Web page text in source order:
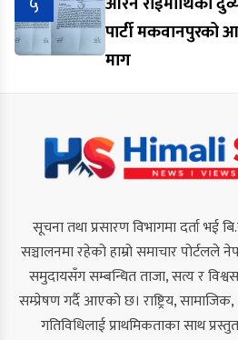
पार्टी मकवानपुरको
माग
सूचना तथा प्रसारण विभागमा दर्ता भई
सञ्चालनमा रहेको हाम्रो समाचार पोर्टलले
समुदायसँग सम्बन्धित ताजा, सत्य र
सम्प्रेषण गर्दै आएको छ। राष्ट्रिय,
गतिविधिलाई प्राथमिकताका साथ